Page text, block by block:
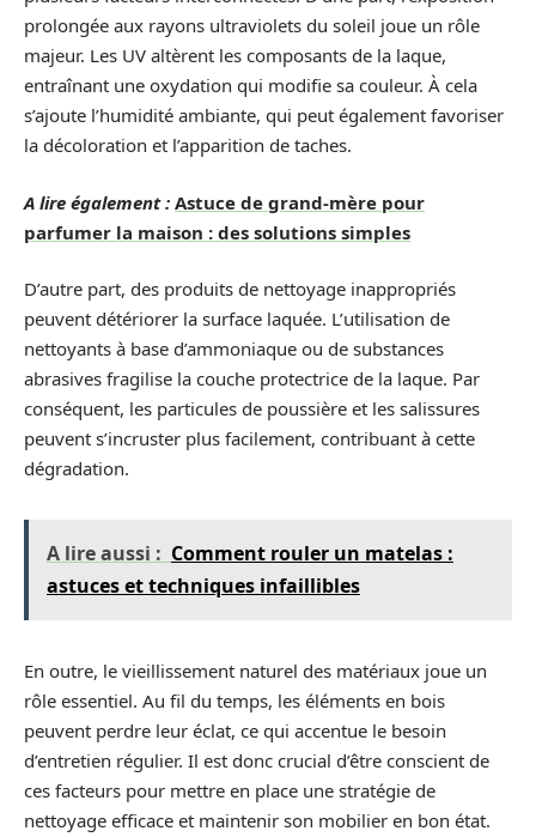
prolongée aux rayons ultraviolets du soleil joue un rôle
majeur. Les UV altèrent les composants de la laque,
entraînant une oxydation qui modifie sa couleur. À cela
s’ajoute l’humidité ambiante, qui peut également favoriser
la décoloration et l’apparition de taches.
A lire également : Astuce de grand-mère pour
parfumer la maison : des solutions simples
D’autre part, des produits de nettoyage inappropriés
peuvent détériorer la surface laquée. L’utilisation de
nettoyants à base d’ammoniaque ou de substances
abrasives fragilise la couche protectrice de la laque. Par
conséquent, les particules de poussière et les salissures
peuvent s’incruster plus facilement, contribuant à cette
dégradation.
A lire aussi : Comment rouler un matelas :
astuces et techniques infaillibles
En outre, le vieillissement naturel des matériaux joue un
rôle essentiel. Au fil du temps, les éléments en bois
peuvent perdre leur éclat, ce qui accentue le besoin
d’entretien régulier. Il est donc crucial d’être conscient de
ces facteurs pour mettre en place une stratégie de
nettoyage efficace et maintenir son mobilier en bon état.